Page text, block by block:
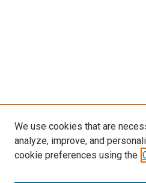
We use cookies that are
analyze, improve, and
cookie preferences using the